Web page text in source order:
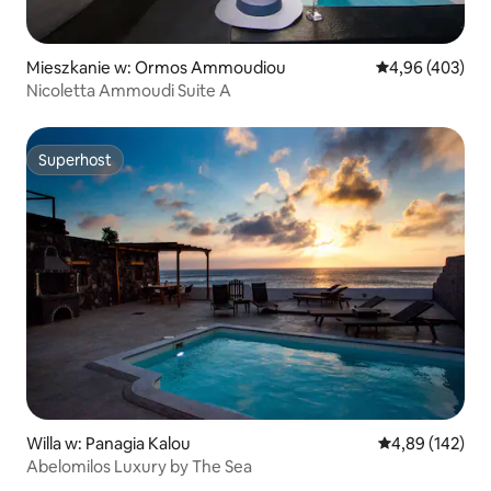
Mieszkanie w: Ormos Ammoudiou Średnia
4,96 (403)
Nicoletta Ammoudi Suite A
Superhost
Superhost
Willa w: Panagia Kalou Średnia
4,89 (142)
Abelomilos Luxury by The Sea